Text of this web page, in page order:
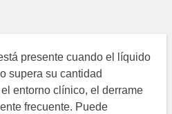
presente cuando el líquido
supera su cantidad
entorno clínico, el derrame
frecuente. Puede